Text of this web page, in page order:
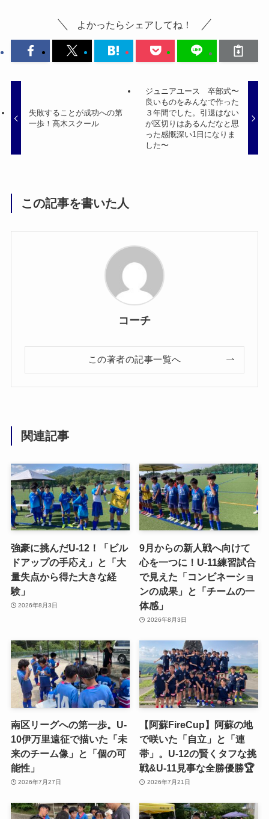
よかったらシェアしてね！
失敗することが成功への第
一歩！高木スクール
ジュニアユース 卒部式〜
良いものをみんなで作った
３年間でした。引退はない
が区切りはあるんだなと思
った感慨深い1日になりま
した〜
この記事を書いた人
コーチ
この著者の記事一覧へ
関連記事
強豪に挑んだU-12！「ビル
ドアップの手応え」と「大
量失点から得た大きな経
験」
2026年8月3日
9月からの新人戦へ向けて
心を一つに！U-11練習試合
で見えた「コンビネーショ
ンの成果」と「チームの一
体感」
2026年8月3日
南区リーグへの第一歩。U-
10伊万里遠征で描いた「未
来のチーム像」と「個の可
能性」
2026年7月27日
【阿蘇FireCup】阿蘇の地
で咲いた「自立」と「連
帯」。U-12の賢くタフな挑
戦&U-11見事な全勝優勝🏆
2026年7月21日